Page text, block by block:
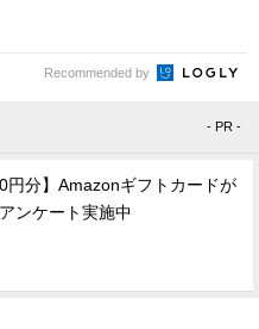
Recommended by
- PR -
円分】Amazonギフトカードが
ンケート実施中